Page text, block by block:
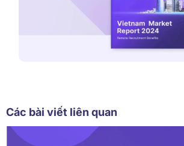
Các bài viết liên quan